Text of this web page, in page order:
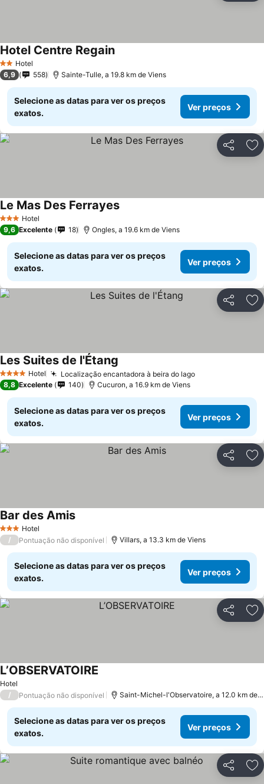
2 Estrelas
Hotel
Hotel Centre Regain
6,9 558 Sainte-Tulle, a 19.8 km de Viens
Selecione as datas para ver os preços
exatos.
Ver preços
Partilhar
3 EstrelasHotel
Le Mas Des Ferrayes
9,6 Excelente 18 Ongles, a 19.6 km de Viens
Selecione as datas para ver os preços
exatos.
Ver preços
Partilhar
4 EstrelasHotel Localização encantadora à beira do lago
Les Suites de l'Étang
8,8 Excelente 140 Cucuron, a 16.9 km de Viens
Selecione as datas para ver os preços
exatos.
Ver preços
Partilhar
3 EstrelasHotel
Bar des Amis
/ Pontuação não disponível Villars, a 13.3 km de Viens
Selecione as datas para ver os preços
exatos.
Ver preços
Partilhar
Hotel
L’OBSERVATOIRE
/ Pontuação não disponível Saint-Michel-l'Observatoire, a 12.0 km de Viens
Selecione as datas para ver os preços
exatos.
Ver preços
Partilhar